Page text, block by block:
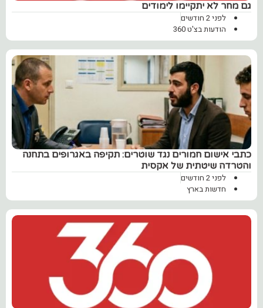
גם מחר לא יתקיימו לימודים
לפני 2 חודשים
הודעות בצ'ט 360
כתבי אישום חמורים נגד שוטרים: תקיפה באגרופים בתחנה
והטרדה שיטתית של אקסית
לפני 2 חודשים
חדשות בארץ